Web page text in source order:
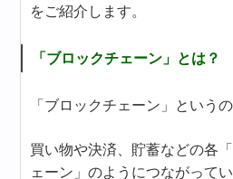
をご紹介します。
「ブロックチェーン」とは？
「ブロックチェーン」という
買い物や決済、貯蓄などの各
ェーン」のようにつながって